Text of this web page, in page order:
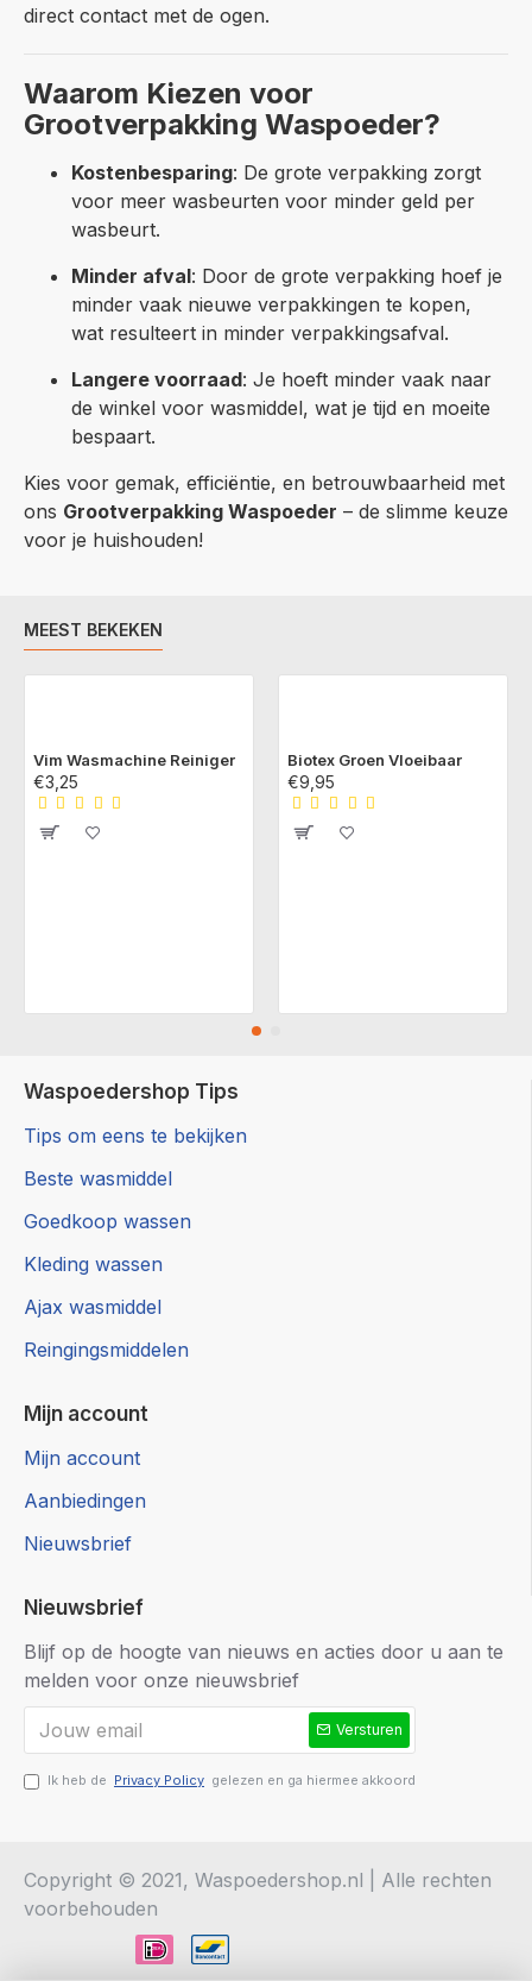
direct contact met de ogen.
Waarom Kiezen voor
Grootverpakking Waspoeder?
Kostenbesparing: De grote verpakking zorgt
voor meer wasbeurten voor minder geld per
wasbeurt.
Minder afval: Door de grote verpakking hoef je
minder vaak nieuwe verpakkingen te kopen,
wat resulteert in minder verpakkingsafval.
Langere voorraad: Je hoeft minder vaak naar
de winkel voor wasmiddel, wat je tijd en moeite
bespaart.
Kies voor gemak, efficiëntie, en betrouwbaarheid met
ons Grootverpakking Waspoeder – de slimme keuze
voor je huishouden!
MEEST BEKEKEN
Vim Wasmachine Reiniger
€3,25
Biotex Groen Vloeibaar
€9,95
Waspoedershop Tips
Tips om eens te bekijken
Beste wasmiddel
Goedkoop wassen
Kleding wassen
Ajax wasmiddel
Reingingsmiddelen
Mijn account
Mijn account
Aanbiedingen
Nieuwsbrief
Nieuwsbrief
Blijf op de hoogte van nieuws en acties door u aan te
melden voor onze nieuwsbrief
Versturen
Ik heb de Privacy Policy gelezen en ga hiermee akkoord
Copyright © 2021, Waspoedershop.nl | Alle rechten
voorbehouden